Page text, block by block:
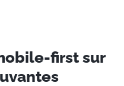
first sur